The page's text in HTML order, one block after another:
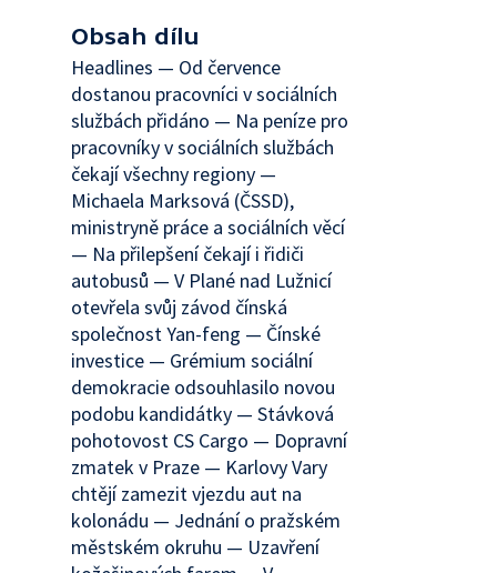
Obsah dílu
Headlines — Od července
dostanou pracovníci v sociálních
službách přidáno — Na peníze pro
pracovníky v sociálních službách
čekají všechny regiony —
Michaela Marksová (ČSSD),
ministryně práce a sociálních věcí
— Na přilepšení čekají i řidiči
autobusů — V Plané nad Lužnicí
otevřela svůj závod čínská
společnost Yan-feng — Čínské
investice — Grémium sociální
demokracie odsouhlasilo novou
podobu kandidátky — Stávková
pohotovost CS Cargo — Dopravní
zmatek v Praze — Karlovy Vary
chtějí zamezit vjezdu aut na
kolonádu — Jednání o pražském
městském okruhu — Uzavření